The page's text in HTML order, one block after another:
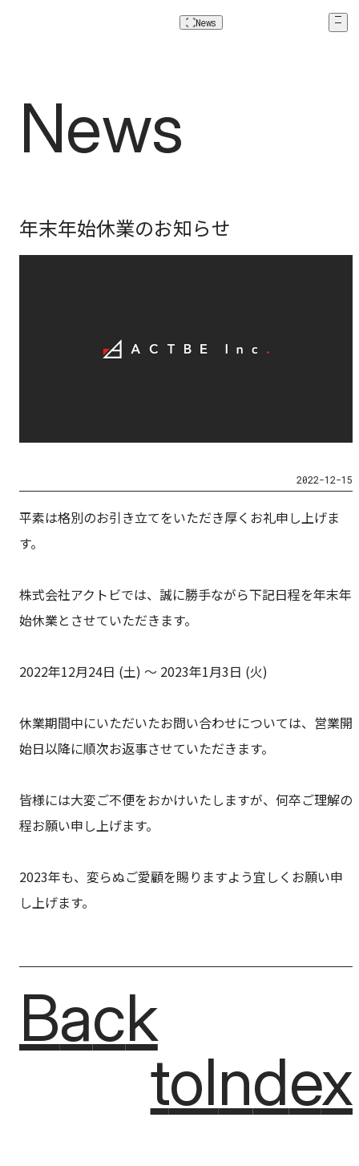
News
News
News
年末年始休業のお知らせ
2022-12-15
平素は格別のお引き立てをいただき厚くお礼申し上げま
す。
株式会社アクトビでは、誠に勝手ながら下記日程を年末年
始休業とさせていただきます。
2022年12月24日 (土) ～ 2023年1月3日 (火)
休業期間中にいただいたお問い合わせについては、営業開
始日以降に順次お返事させていただきます。
皆様には大変ご不便をおかけいたしますが、何卒ご理解の
程お願い申し上げます。
2023年も、変らぬご愛顧を賜りますよう宜しくお願い申
し上げます。
Back
Back
to
toIndex
Index